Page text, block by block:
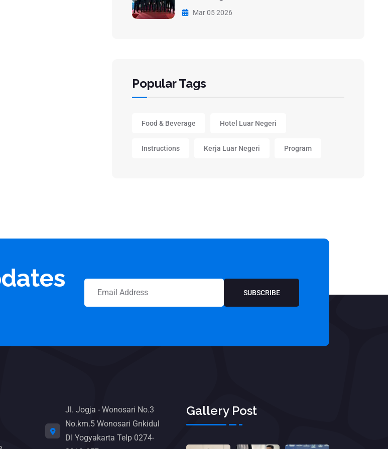
Mar 05 2026
Popular Tags
Food & Beverage Hotel Luar Negeri
Instructions Kerja Luar Negeri Program
SUBSCRIBE
Jl. Jogja - Wonosari No.3
No.km.5 Wonosari Gnkidul
DI Yogyakarta Telp 0274-
Gallery Post